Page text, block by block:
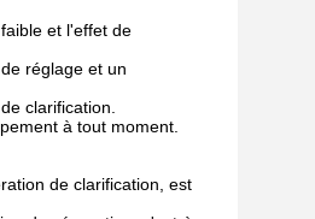
et l'effet de
réglage et un
clarification.
à tout moment.
de clarification, est